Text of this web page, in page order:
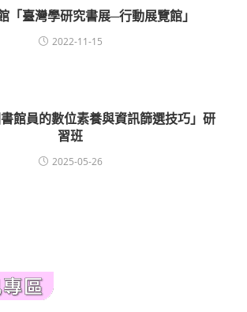
「臺灣學研究書展─行動展覽館」
2022-11-15
館員的數位素養與資訊篩選技巧」研
習班
2025-05-26